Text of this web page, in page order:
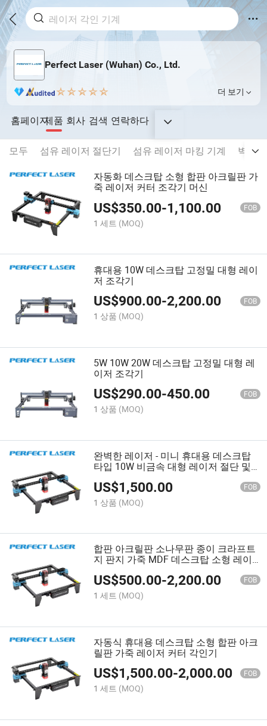
Perfect Laser (Wuhan) Co., Ltd.
더 보기
홈페이지제품 회사 검색 연락하다
모두 섬유 레이저 절단기 섬유 레이저 마킹 기계
벽화
자동화 데스크탑 소형 합판 아크릴판 가
죽 레이저 커터 조각기 머신
US$350.00-1,100.00 FOB
1 세트 (MOQ)
휴대용 10W 데스크탑 고정밀 대형 레이
저 조각기
US$900.00-2,200.00 FOB
1 상품 (MOQ)
5W 10W 20W 데스크탑 고정밀 대형 레
이저 조각기
US$290.00-450.00 FOB
1 상품 (MOQ)
완벽한 레이저 - 미니 휴대용 데스크탑
타입 10W 비금속 대형 레이저 절단 및
US$1,500.00 FOB
1 상품 (MOQ)
합판 아크릴판 소나무판 종이 크라프트
지 판지 가죽 MDF 데스크탑 소형 레이
저 커터 각인기
US$500.00-2,200.00 FOB
1 세트 (MOQ)
자동식 휴대용 데스크탑 소형 합판 아크
릴판 가죽 레이저 커터 각인기
US$1,500.00-2,000.00 FOB
1 세트 (MOQ)